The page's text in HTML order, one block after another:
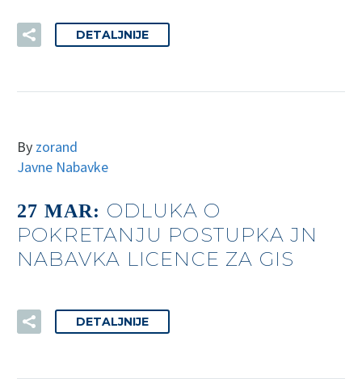
DETALJNIJE
By zorand
Javne Nabavke
27 MAR: ODLUKA O
POKRETANJU POSTUPKA JN
NABAVKA LICENCE ZA GIS
DETALJNIJE